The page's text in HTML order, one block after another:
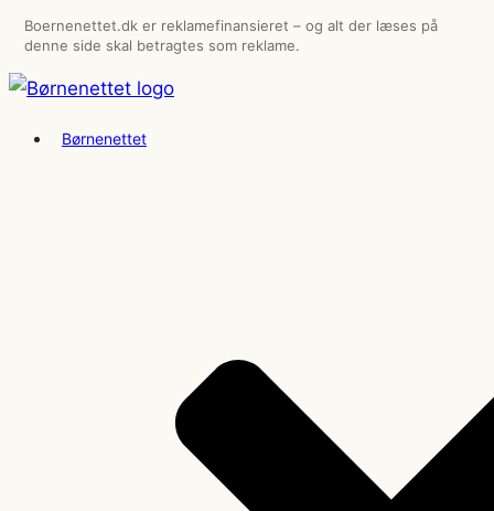
Videre
indhold
Boernenettet.dk er reklamefinansieret – og alt der læses på
denne side skal betragtes som reklame.
Børnenettet